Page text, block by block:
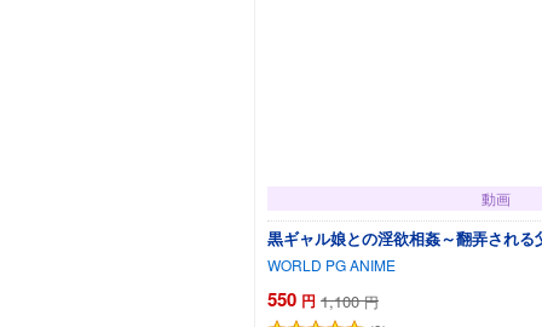
動画
黒ギャル娘との淫欲相姦～翻弄され
WORLD PG ANIME
550 円 1,100 円